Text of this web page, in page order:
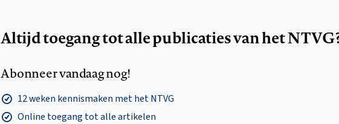
Altijd toegang tot alle publicaties van het
Abonneer vandaag nog!
12 weken kennismaken met het NTVG
Online toegang tot alle artikelen